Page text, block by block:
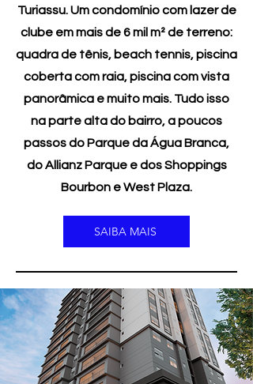
Turiassu. Um condomínio com lazer de
clube em mais de 6 mil m² de terreno:
quadra de tênis, beach tennis, piscina
coberta com raia, piscina com vista
panorâmica e muito mais. Tudo isso
na parte alta do bairro, a poucos
passos do Parque da Água Branca,
do Allianz Parque e dos Shoppings
Bourbon e West Plaza.
SAIBA MAIS